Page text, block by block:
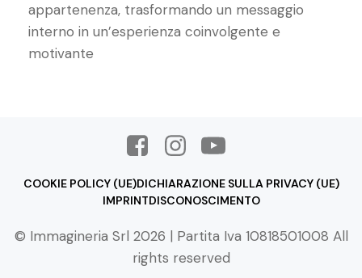
appartenenza, trasformando un messaggio
interno in un’esperienza coinvolgente e
motivante
COOKIE POLICY (UE)DICHIARAZIONE SULLA PRIVACY (UE)
IMPRINTDISCONOSCIMENTO
© Immagineria Srl 2026 | Partita Iva 10818501008 All
rights reserved